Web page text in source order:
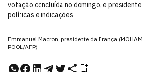
votação concluída no domingo, e
políticas e indicações
Emmanuel Macron, presidente da França
POOL/AFP)